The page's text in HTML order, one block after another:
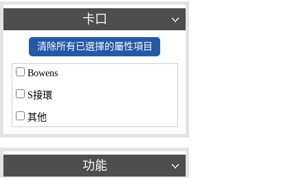
卡口
清除所有已選擇的屬性項目
Bowens
S接環
其他
功能